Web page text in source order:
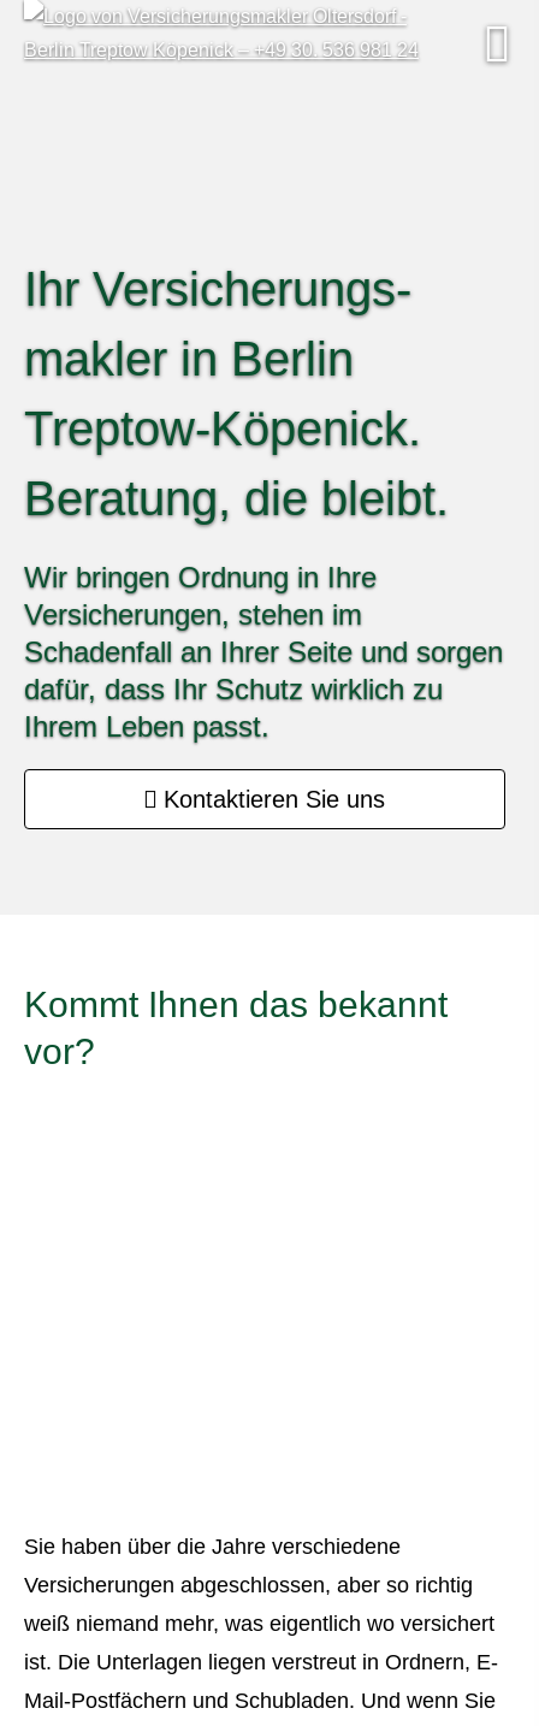
Ihr Ver­sicherungs­
makler in Berlin
Treptow-Köpenick.
Beratung, die bleibt.
Wir bringen Ordnung in Ihre
Versicherungen, stehen im
Schadenfall an Ihrer Seite und sorgen
dafür, dass Ihr Schutz wirklich zu
Ihrem Leben passt.
Kontaktieren Sie uns
Kommt Ihnen das bekannt
vor?
Sie haben über die Jahre verschiedene
Versicherungen abgeschlossen, aber so richtig
weiß niemand mehr, was eigentlich wo versichert
ist. Die Unterlagen liegen verstreut in Ordnern, E-
Mail-Postfächern und Schubladen. Und wenn Sie